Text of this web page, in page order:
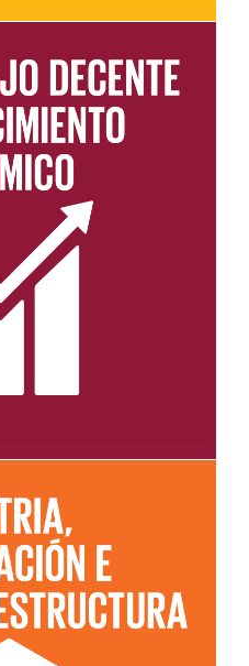
el objetivo 8